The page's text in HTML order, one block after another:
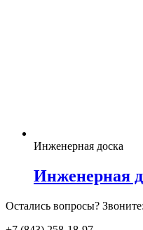
Инженерная доска
Инженерная
Остались вопросы? Звоните: